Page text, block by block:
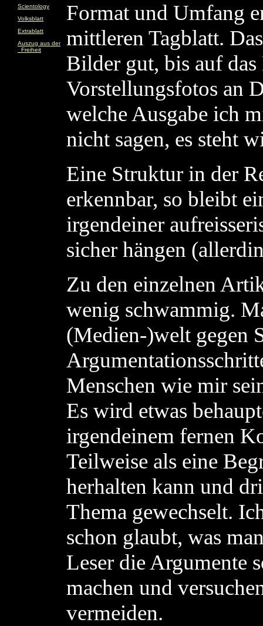
Scientology
Volksblatt
Extrablatt
Auszug aus der
_Freiheit
Format und Umfang
mittleren Tagblatt.
Bilder gut, bis auf
Vorstellungsfotos an
welche Ausgabe ich
nicht sagen, es steht
Eine Struktur in der
erkennbar, so bleibt
irgendeiner
sicher hängen
Zu den einzelnen
wenig schwammig.
(Medien-)welt gegen
Menschen wie mir
Es wird etwas
irgendeinem fernen
Teilweise als eine
herhalten kann und
Thema gewechselt.
schon glaubt, was
Leser die Argumente
machen und
vermeiden.